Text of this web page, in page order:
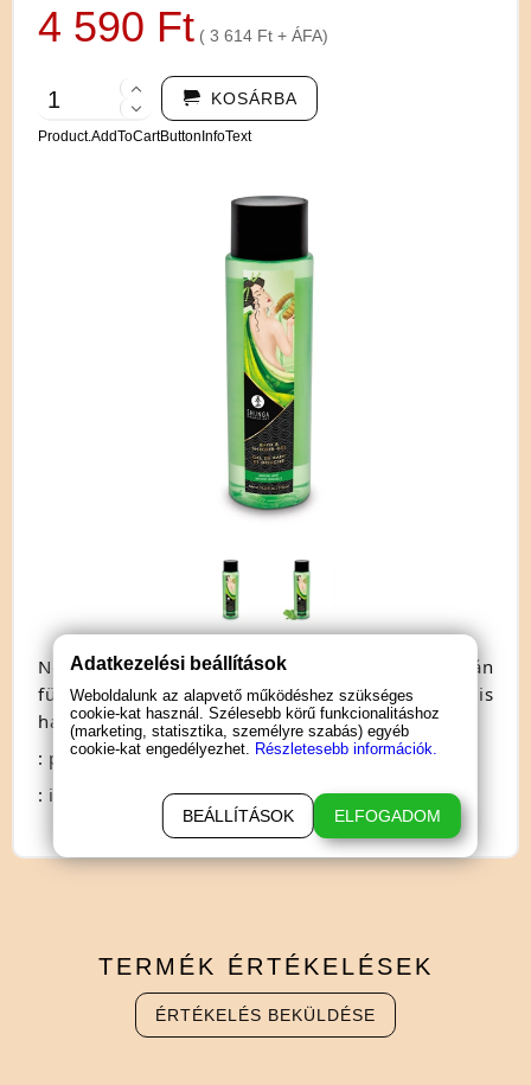
4 590 Ft ( 3 614 Ft + ÁFA)
KOSÁRBA
Product.AddToCartButtonInfoText
Növényi olajokon és E-vitaminon alapuló vegán
fürdő gél, menta aromával. Érzékeny bőrűek is
használhatják.
: pároknak
: illatos
TERMÉK ÉRTÉKELÉSEK
ÉRTÉKELÉS BEKÜLDÉSE
Adatkezelési beállítások
Weboldalunk az alapvető működéshez szükséges
cookie-kat használ. Szélesebb körű funkcionalitáshoz
(marketing, statisztika, személyre szabás) egyéb
cookie-kat engedélyezhet. Részletesebb információk.
BEÁLLÍTÁSOK ELFOGADOM